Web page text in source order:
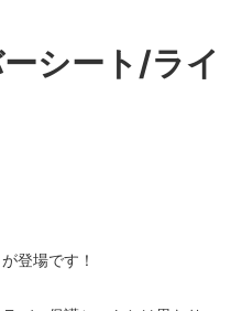
シート/ライ
登場です！